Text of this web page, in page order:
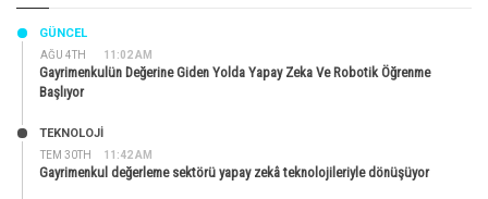
AĞU 4TH 11:02 AM
GÜNCEL
Gayrimenkulün Değerine Giden Yolda Yapay Zeka Ve Robotik Öğrenme
Başlıyor
TEM 30TH 11:42 AM
TEKNOLOJİ
Gayrimenkul değerleme sektörü yapay zekâ teknolojileriyle dönüşüyor